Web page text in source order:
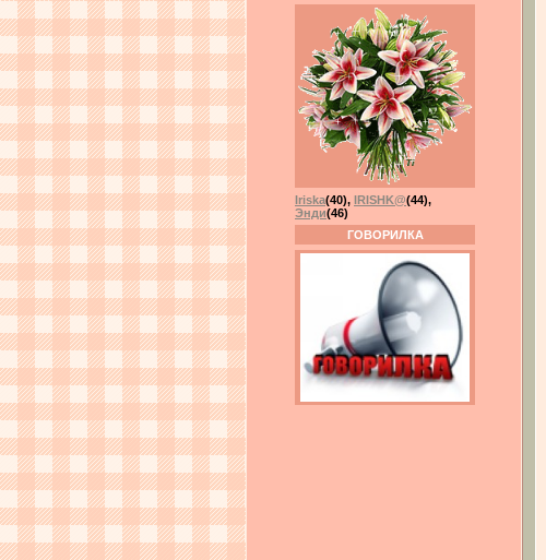
Iriska(40), IRISHK@(44),
Энди(46)
ГОВОРИЛКА